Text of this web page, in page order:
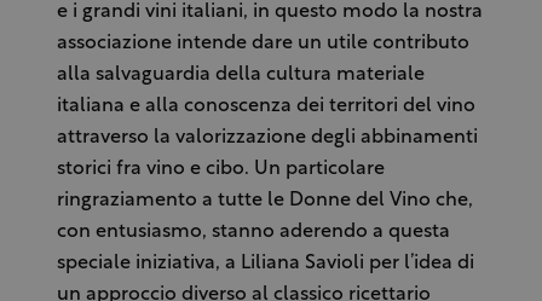
e i grandi vini italiani, in questo modo la nostra
associazione intende dare un utile contributo
alla salvaguardia della cultura materiale
italiana e alla conoscenza dei territori del vino
attraverso la valorizzazione degli abbinamenti
storici fra vino e cibo. Un particolare
ringraziamento a tutte le Donne del Vino che,
con entusiasmo, stanno aderendo a questa
speciale iniziativa, a Liliana Savioli per l’idea di
un approccio diverso al classico ricettario